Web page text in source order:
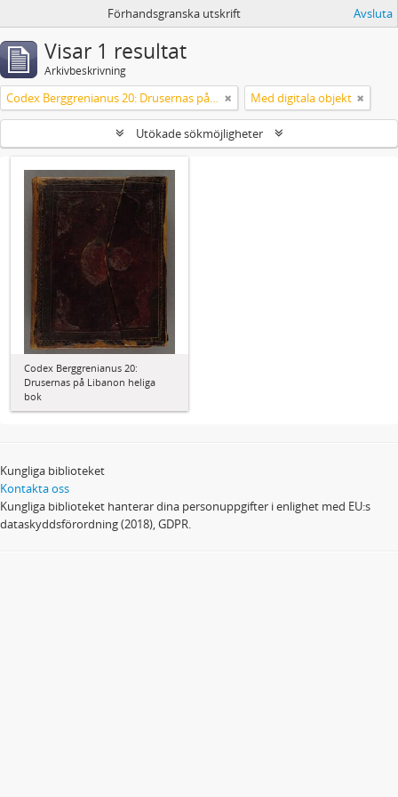
Förhandsgranska utskrift Avsluta
Visar 1 resultat
Arkivbeskrivning
Codex Berggrenianus 20: Drusernas på Libanon heliga bok Med digitala objekt
Utökade sökmöjligheter
Codex Berggrenianus 20:
Drusernas på Libanon heliga
bok
Kungliga biblioteket
Kontakta oss
Kungliga biblioteket hanterar dina personuppgifter i enlighet med EU:s
dataskyddsförordning (2018), GDPR.